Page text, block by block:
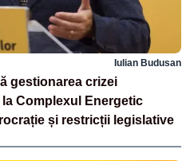
Iulian Budusan
gestionarea crizei
Complexul Energetic
și restricții legislative